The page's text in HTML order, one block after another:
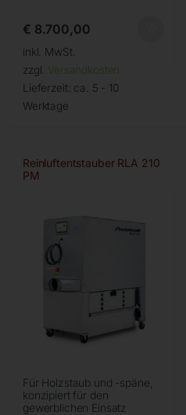
€ 8.700,00
inkl. MwSt.
zzgl. Versandkosten
Lieferzeit: ca. 5 - 10
Werktage
Reinluftentstauber RLA 210
PM
Für Holzstaub und -späne,
konzipiert für den
gewerblichen Einsatz